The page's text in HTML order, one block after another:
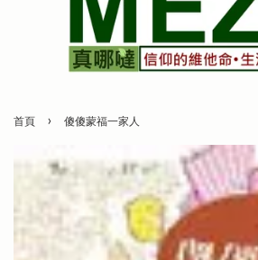
首頁 › 傻傻蒙福一家人